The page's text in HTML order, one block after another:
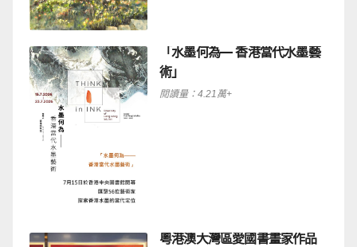
「水墨何為— 香港當代水墨藝
術」
閱讀量：4.21萬+
粵港澳大灣區愛國書畫家作品